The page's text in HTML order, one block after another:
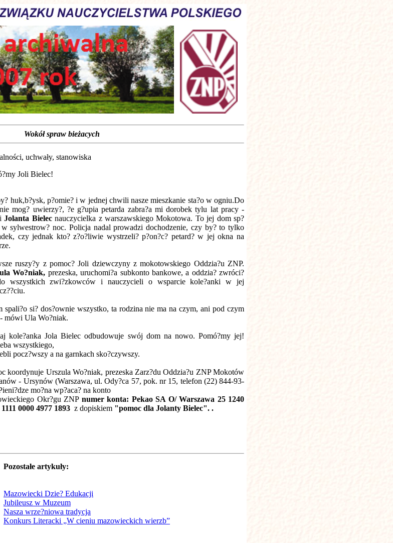
spraw bieżacych
uchwały, stanowiska
Joli Bielec!
huk,b?ysk, p?omie? i w jednej chwili nasze mieszkanie sta?o w ogniu.Do
mog? uwierzy?, ?e g?upia petarda zabra?a mi dorobek tylu lat pracy -
Jolanta Bielecnauczycielka z warszawskiego Mokotowa. To jej dom sp?
w sylwestrow? noc. Policja nadal prowadzi dochodzenie, czy by? to tylko
czy jednak kto? z?o?liwie wystrzeli? p?on?c? petard? w jej okna na
ruszy?y z pomoc? Joli dziewczyny z mokotowskiego Oddzia?u ZNP.
Wo?niak, prezeska, uruchomi?a subkonto bankowe, a oddzia? zwróci?
wszystkich zwi?zkowców i nauczycieli o wsparcie kole?anki w jej
spali?o si? dos?ownie wszystko, ta rodzina nie ma na czym, ani pod czym
mówi Ula Wo?niak.
kole?anka Jola Bielec odbudowuje swój dom na nowo. Pomó?my jej!
wszystkiego,
pocz?wszy a na garnkach sko?czywszy.
koordynuje Urszula Wo?niak, prezeska Zarz?du Oddzia?u ZNP Mokotów
- Ursynów (Warszawa, ul. Ody?ca 57, pok. nr 15, telefon (22) 844-93-
mo?na wp?aca? na konto
Okr?gu ZNP numer konta: Pekao SA O/ Warszawa 25 1240
0000 4977 1893 z dopiskiem "pomoc dla Jolanty Bielec". .
Pozostałe artykuły:
Mazowiecki Dzie? Edukacji
Jubileusz w Muzeum
Nasza wrze?niowa tradycja
Konkurs Literacki „W cieniu mazowieckich wierzb”